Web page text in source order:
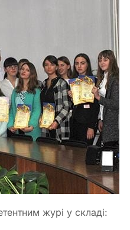
журі у складі: